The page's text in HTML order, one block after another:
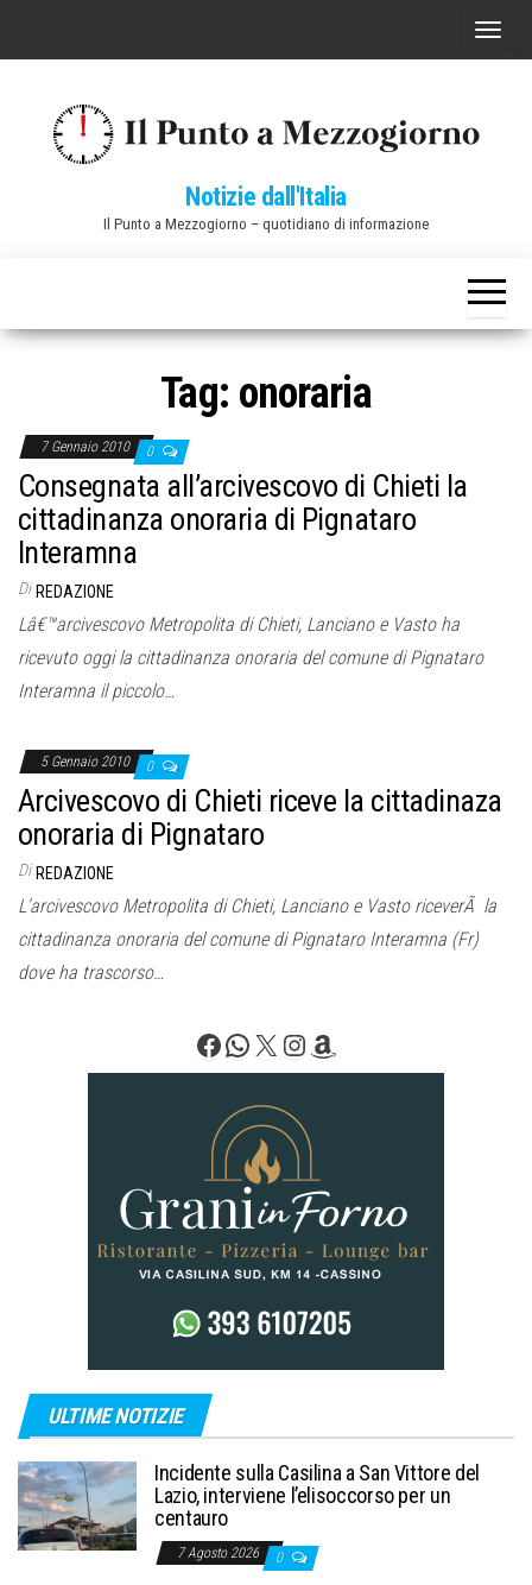
C
a
v
Notizie dall'Italia
Il Punto a Mezzogiorno – quotidiano di informazione
Tag: onoraria
7 Gennaio 2010 0
Consegnata all’arcivescovo di Chieti la
cittadinanza onoraria di Pignataro
Interamna
Di REDAZIONE
Lâ€™arcivescovo Metropolita di Chieti, Lanciano e Vasto ha
ricevuto oggi la cittadinanza onoraria del comune di Pignataro
Interamna il piccolo…
5 Gennaio 2010 0
Arcivescovo di Chieti riceve la cittadinaza
onoraria di Pignataro
Di REDAZIONE
L’arcivescovo Metropolita di Chieti, Lanciano e Vasto riceverÃ la
cittadinanza onoraria del comune di Pignataro Interamna (Fr)
dove ha trascorso…
Facebook
WhatsApp
X Instagram
Amazon
ULTIME NOTIZIE
Incidente sulla Casilina a San Vittore del
Lazio, interviene l’elisoccorso per un
centauro
7 Agosto 2026 0